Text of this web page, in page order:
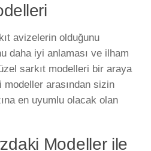
avizelerin olduğunu
daha iyi anlaması ve ilham
sarkıt modelleri bir araya
arasından sizin
en uyumlu olacak olan
Modeller ile